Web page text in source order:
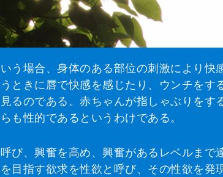
う場合、身体のある部位の刺激により快
ときに唇で快感を感じたり、ウンチをす
るのである。赤ちゃんが指しゃぶりをす
も性的であるというわけである。
び、興奮を高め、興奮があるレベルまで
目指す欲求を性欲と呼び、その性欲を発